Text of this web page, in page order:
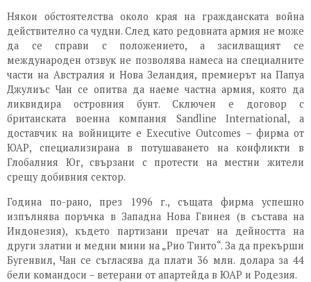
Някои обстоятелства около края на гражданската война
действително са чудни. След като редовната армия не може
да се справи с положението, а засилващият се
международен отзвук не позволява намеса на специалните
части на Австралия и Нова Зеландия, премиерът на Папуа
Джулиъс Чан се опитва да наеме частна армия, която да
ликвидира островния бунт. Сключен е договор с
британската военна компания Sandline International, а
доставчик на войниците е Executive Outcomes – фирма от
ЮАР, специализирана в потушаването на конфликти в
Глобалния Юг, свързани с протести на местни жители
срещу добивния сектор.
Година по-рано, през 1996 г., същата фирма успешно
изпълнява поръчка в Западна Нова Гвинея (в състава на
Индонезия), където партизани пречат на дейността на
други златни и медни мини на „Рио Тинто“. За да прекърши
Бугенвил, Чан се съгласява да плати 36 млн. долара за 44
бели командоси – ветерани от апартейда в ЮАР и Родезия.